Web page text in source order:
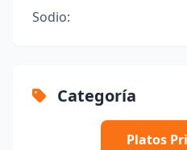
Sodio:
Categoría
Platos